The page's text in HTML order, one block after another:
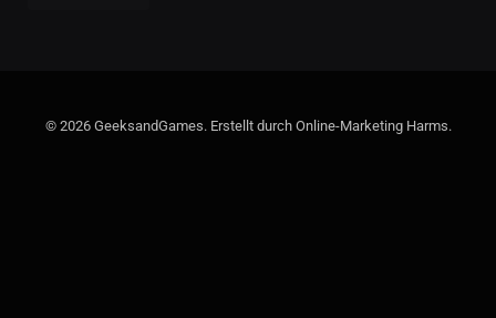
© 2026 GeeksandGames. Erstellt durch Online-Marketing Harms.